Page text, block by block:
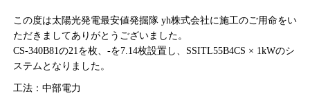
この度は太陽光発電最安値発掘隊 yh株式会社に施工のご用命をい
ただきましてありがとうございました。
CS-340B81の21を枚、-を7.14枚設置し、SSITL55B4CS × 1kWのシ
ステムとなりました。
工法：中部電力